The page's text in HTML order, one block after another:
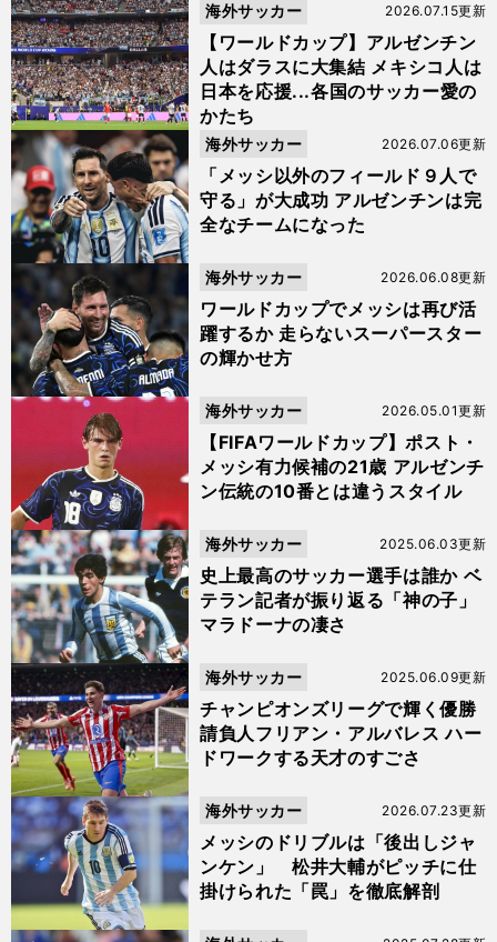
【ワールドカップ】アルゼンチン
人はダラスに大集結 メキシコ人は
日本を応援...各国のサッカー愛の
かたち
2026.07.15更新
海外サッカー
「メッシ以外のフィールド９人で
守る」が大成功 アルゼンチンは完
全なチームになった
2026.07.06更新
海外サッカー
ワールドカップでメッシは再び活
躍するか 走らないスーパースター
の輝かせ方
2026.06.08更新
海外サッカー
【FIFAワールドカップ】ポスト・
メッシ有力候補の21歳 アルゼンチ
ン伝統の10番とは違うスタイル
2026.05.01更新
海外サッカー
史上最高のサッカー選手は誰か ベ
テラン記者が振り返る「神の子」
マラドーナの凄さ
2025.06.03更新
海外サッカー
チャンピオンズリーグで輝く優勝
請負人フリアン・アルバレス ハー
ドワークする天才のすごさ
2025.06.09更新
海外サッカー
メッシのドリブルは「後出しジャ
ンケン」 松井大輔がピッチに仕
掛けられた「罠」を徹底解剖
2026.07.23更新
海外サッカー